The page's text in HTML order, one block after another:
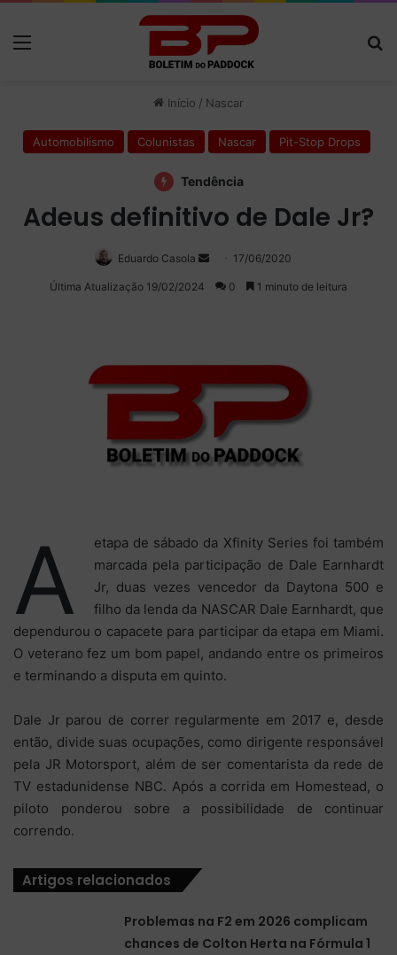
Início / Nascar
Automobilismo Colunistas Nascar Pit-Stop Drops
Tendência
Adeus definitivo de Dale Jr?
Eduardo Casola
Mande
um
17/06/2020
Última Atualização 19/02/2024 0 1 minuto de leitura
A
etapa de sábado da Xfinity Series foi também
marcada pela participação de Dale Earnhardt
Jr, duas vezes vencedor da Daytona 500 e
filho da lenda da NASCAR Dale Earnhardt, que
dependurou o capacete para participar da etapa em Miami.
O veterano fez um bom papel, andando entre os primeiros
e terminando a disputa em quinto.
Dale Jr parou de correr regularmente em 2017 e, desde
então, divide suas ocupações, como dirigente responsável
pela JR Motorsport, além de ser comentarista da rede de
TV estadunidense NBC. Após a corrida em Homestead, o
piloto ponderou sobre a possibilidade de continuar
correndo.
Artigos relacionados
Problemas na F2 em 2026 complicam
chances de Colton Herta na Fórmula 1